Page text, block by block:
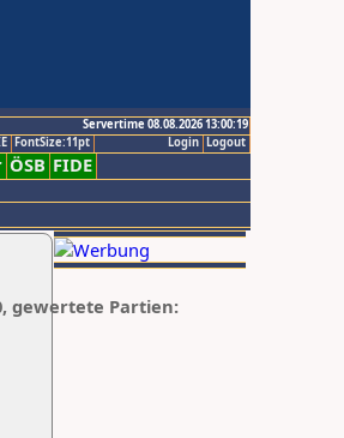
Servertime 08.08.2026 13:00:19
Logout
Login
FontSize:11pt
ÖSB FIDE
gewertete Partien: